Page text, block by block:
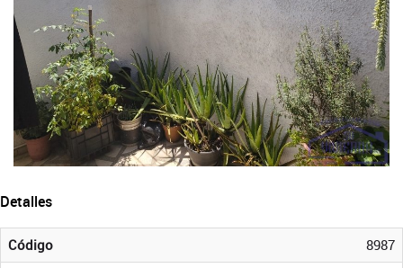
Detalles
Código
8987